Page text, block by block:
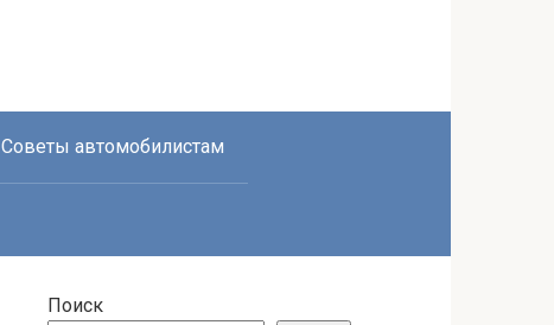
Советы автомобилистам
Поиск